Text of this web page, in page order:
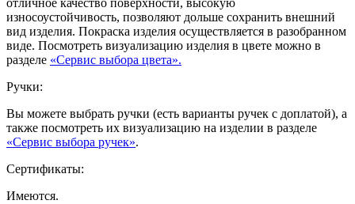
отличное качество поверхности, высокую
износоустойчивость, позволяют дольше сохранить внешний
вид изделия. Покраска изделия осуществляется в разобранном
виде. Посмотреть визуализацию изделия в цвете можно в
разделе «Сервис выбора цвета».
Ручки:
Вы можете выбрать ручки (есть варианты ручек с доплатой), а
также посмотреть их визуализацию на изделии в разделе
«Сервис выбора ручек».
Сертификаты:
Имеются.